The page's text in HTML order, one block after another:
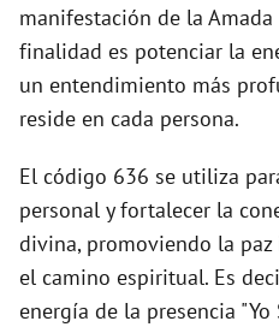
manifestación de la Amada
finalidad es potenciar la
un entendimiento más
reside en cada persona.
El código 636 se utiliza
personal y fortalecer la
divina, promoviendo la
el camino espiritual. Es
energía de la presencia